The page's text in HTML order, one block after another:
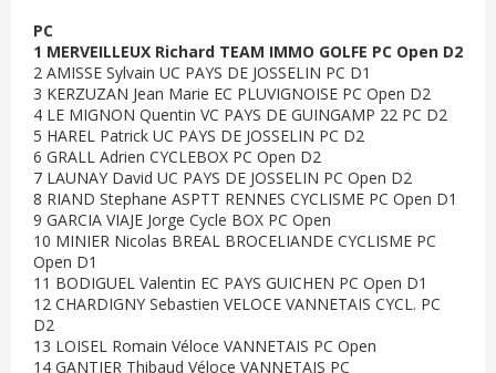
PC
1 MERVEILLEUX Richard TEAM IMMO GOLFE PC Open D2
2 AMISSE Sylvain UC PAYS DE JOSSELIN PC D1
3 KERZUZAN Jean Marie EC PLUVIGNOISE PC Open D2
4 LE MIGNON Quentin VC PAYS DE GUINGAMP 22 PC D2
5 HAREL Patrick UC PAYS DE JOSSELIN PC D2
6 GRALL Adrien CYCLEBOX PC Open D2
7 LAUNAY David UC PAYS DE JOSSELIN PC Open D2
8 RIAND Stephane ASPTT RENNES CYCLISME PC Open D1
9 GARCIA VIAJE Jorge Cycle BOX PC Open
10 MINIER Nicolas BREAL BROCELIANDE CYCLISME PC
Open D1
11 BODIGUEL Valentin EC PAYS GUICHEN PC Open D1
12 CHARDIGNY Sebastien VELOCE VANNETAIS CYCL. PC
D2
13 LOISEL Romain Véloce VANNETAIS PC Open
14 GANTIER Thibaud Véloce VANNETAIS PC